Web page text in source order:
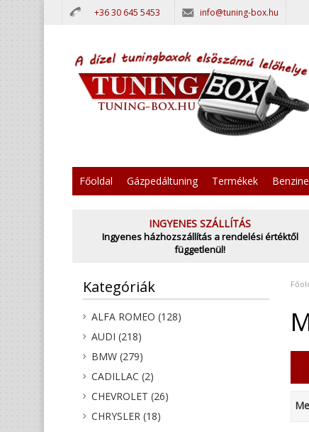
+36 30 645 5453 info@tuning-box.hu
Főoldal Gázpedáltuning Termékek
INGYENES SZÁLLÍTÁS
Ingyenes házhozszállítás a rendelési értéktől
függetlenül!
Kategóriák
ALFA ROMEO (128)
AUDI (218)
BMW (279)
CADILLAC (2)
CHEVROLET (26)
CHRYSLER (18)